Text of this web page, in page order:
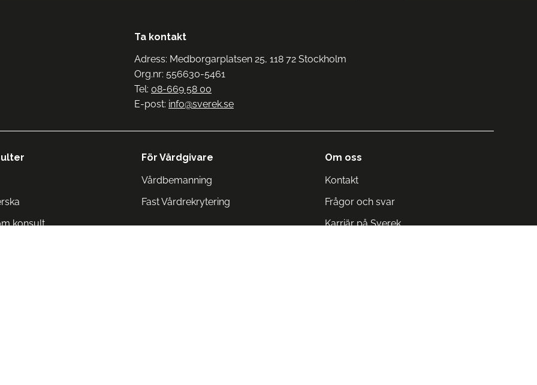
Ta kontakt
Adress: Medborgarplatsen 25, 118 72 Stockholm
Org.nr: 556630-5461
Tel: 08-669 58 00
E-post: info@sverek.se
konsult
För Vårdgivare
Vårdbemanning
Fast Vårdrekrytering
Om oss
Kontakt
Frågor och svar
Karriär på Sverek